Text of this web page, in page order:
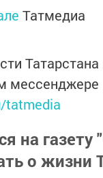
Татмедиа
Татарстана
tatmedia
на газету
о жизни